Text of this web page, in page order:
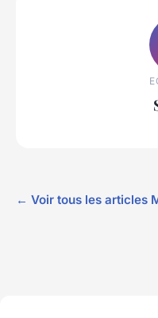
← Voir tous les articles